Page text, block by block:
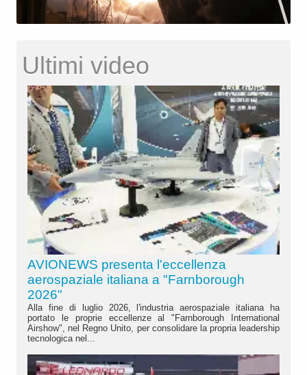
Ultimi video
AVIONEWS presenta l'eccellenza
aerospaziale italiana a "Farnborough
2026"
Alla fine di luglio 2026, l'industria aerospaziale italiana ha
portato le proprie eccellenze al "Farnborough International
Airshow", nel Regno Unito, per consolidare la propria leadership
tecnologica nel...